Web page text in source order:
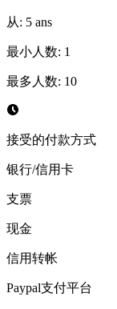
从: 5 ans
最小人数: 1
最多人数: 10
接受的付款方式
银行/信用卡
支票
现金
信用转帐
Paypal支付平台